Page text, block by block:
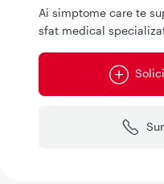
Ai simptome care te
sfat medical